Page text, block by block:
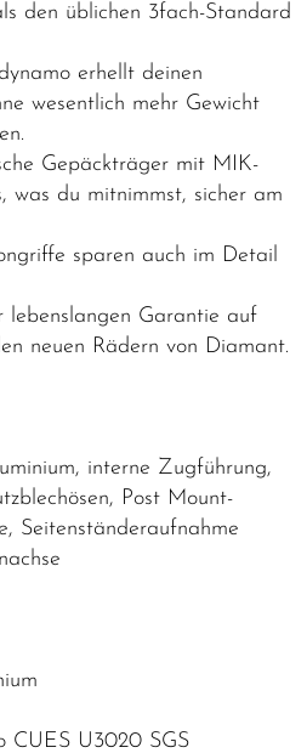
den üblichen 3fach-Standard
erhellt deinen
wesentlich mehr Gewicht
Gepäckträger mit MIK-
was du mitnimmst, sicher am
sparen auch im Detail
lebenslangen Garantie auf
neuen Rädern von Diamant.
interne Zugführung,
Post Mount-
Seitenständeraufnahme
CUES U3020 SGS